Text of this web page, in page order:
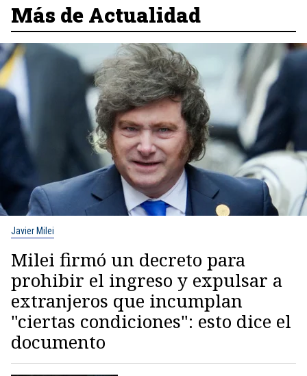
Más de Actualidad
Javier Milei
Milei firmó un decreto para
prohibir el ingreso y expulsar a
extranjeros que incumplan
"ciertas condiciones": esto dice el
documento